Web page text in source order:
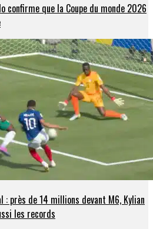
confirme que la Coupe du monde 2026
: près de 14 millions devant M6, Kylian
les records